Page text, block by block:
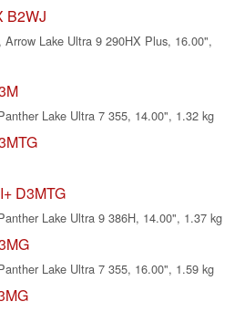
B2WJ
Lake Ultra 9 290HX Plus, 16.00",
Lake Ultra 7 355, 14.00", 1.32 kg
D3MTG
Lake Ultra 9 386H, 14.00", 1.37 kg
Lake Ultra 7 355, 16.00", 1.59 kg